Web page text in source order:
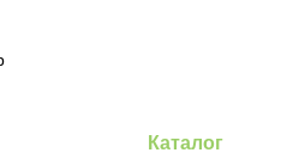
Каталог